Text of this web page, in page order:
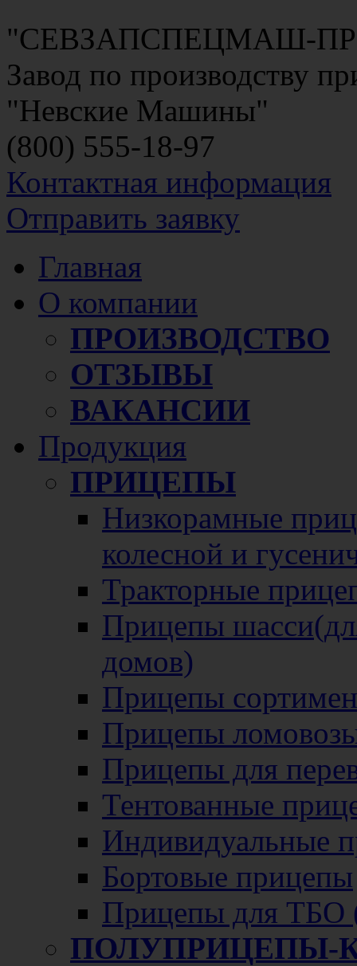
"СЕВЗАПСПЕЦМАШ-
Завод по производству
"Невские Машины"
(800) 555-18-97
Контактная информация
Отправить заявку
Главная
О компании
ПРОИЗВОДСТВО
ОТЗЫВЫ
ВАКАНСИИ
Продукция
ПРИЦЕПЫ
Низкорамные
колесной и
Тракторные
Прицепы
домов)
Прицепы
Прицепы
Прицепы для
Тентованные
Индивидуальные
Бортовые прицепы
Прицепы для ТБО
ПОЛУПРИЦЕПЫ-